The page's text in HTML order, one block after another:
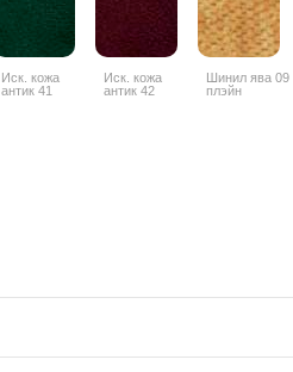
Иск. кожа
антик 41
Иск. кожа
антик 42
Шинил ява 09
плэйн